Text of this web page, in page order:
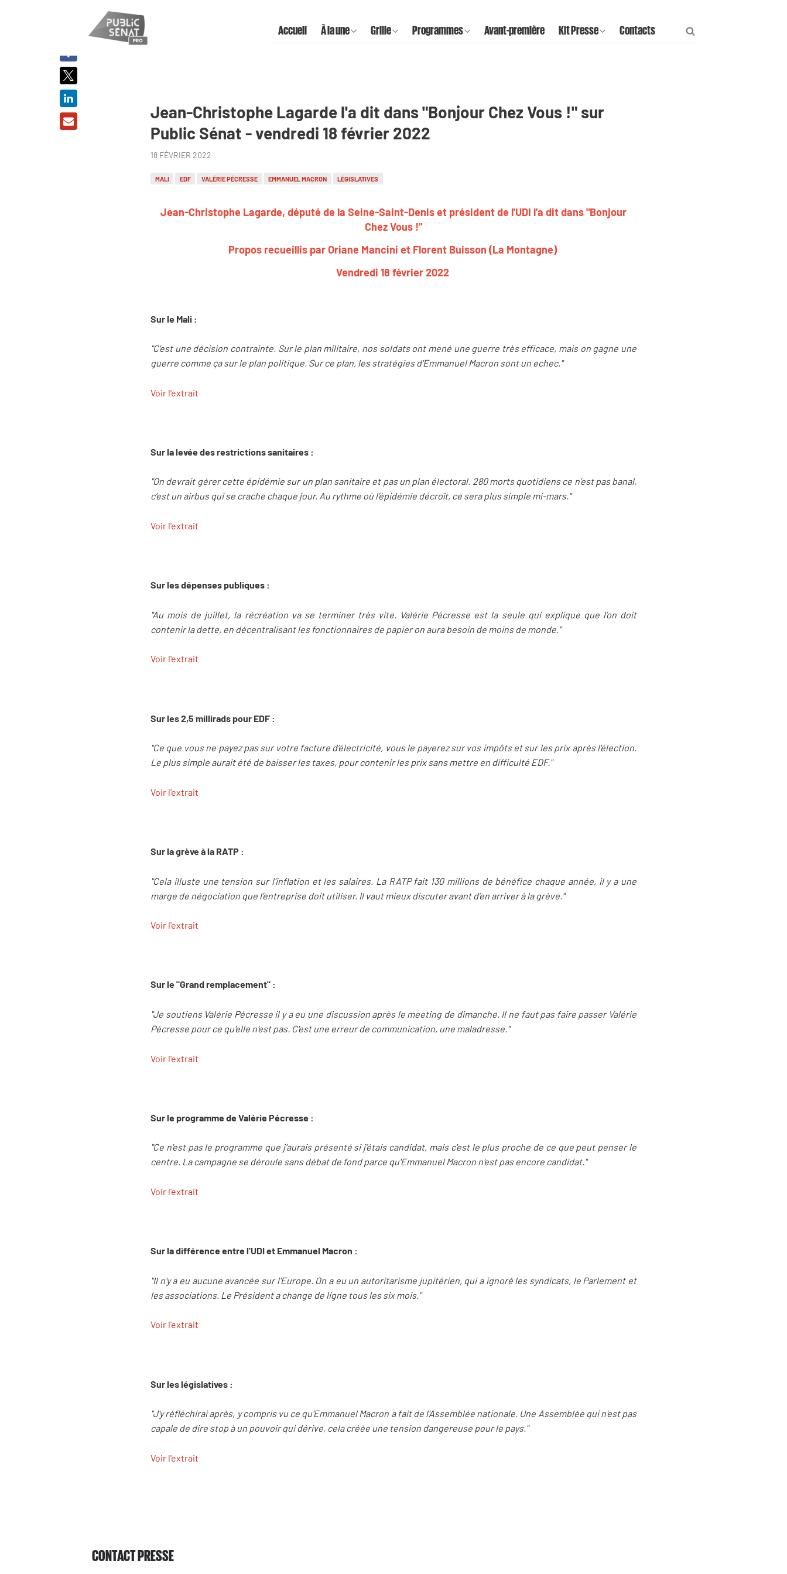
Accueil À la une Grille Programmes Avant-première Kit Presse Contacts
Jean-Christophe Lagarde l'a dit dans "Bonjour Chez Vous !" sur
Public Sénat - vendredi 18 février 2022
18 FÉVRIER 2022
MALI EDF VALÉRIE PÉCRESSE EMMANUEL MACRON LÉGISLATIVES
Jean-Christophe Lagarde, député de la Seine-Saint-Denis et président de l'UDI l'a dit dans "Bonjour
Chez Vous !"
Propos recueillis par Oriane Mancini et Florent Buisson (La Montagne)
Vendredi 18 février 2022
Sur le Mali :
"C'est une décision contrainte. Sur le plan militaire, nos soldats ont mené une guerre très efficace, mais on gagne une
guerre comme ça sur le plan politique. Sur ce plan, les stratégies d'Emmanuel Macron sont un echec."
Voir l'extrait
Sur la levée des restrictions sanitaires :
"On devrait gérer cette épidémie sur un plan sanitaire et pas un plan électoral. 280 morts quotidiens ce n’est pas banal,
c’est un airbus qui se crache chaque jour. Au rythme où l’épidémie décroît, ce sera plus simple mi-mars."
Voir l'extrait
Sur les dépenses publiques :
"Au mois de juillet, la récréation va se terminer très vite. Valérie Pécresse est la seule qui explique que l’on doit
contenir la dette, en décentralisant les fonctionnaires de papier on aura besoin de moins de monde."
Voir l'extrait
Sur les 2,5 millirads pour EDF :
"Ce que vous ne payez pas sur votre facture d’électricité, vous le payerez sur vos impôts et sur les prix après l'élection.
Le plus simple aurait été de baisser les taxes, pour contenir les prix sans mettre en difficulté EDF."
Voir l'extrait
Sur la grève à la RATP :
"Cela illuste une tension sur l'inflation et les salaires. La RATP fait 130 millions de bénéfice chaque année, il y a une
marge de négociation que l’entreprise doit utiliser. Il vaut mieux discuter avant d’en arriver à la grève."
Voir l'extrait
Sur le "Grand remplacement" :
"Je soutiens Valérie Pécresse il y a eu une discussion après le meeting de dimanche. Il ne faut pas faire passer Valérie
Pécresse pour ce qu'elle n'est pas. C'est une erreur de communication, une maladresse."
Voir l'extrait
Sur le programme de Valérie Pécresse :
"Ce n'est pas le programme que j’aurais présenté si j’étais candidat, mais c'est le plus proche de ce que peut penser le
centre. La campagne se déroule sans débat de fond parce qu'Emmanuel Macron n'est pas encore candidat."
Voir l'extrait
Sur la différence entre l'UDI et Emmanuel Macron :
"Il n'y a eu aucune avancée sur l'Europe. On a eu un autoritarisme jupitérien, qui a ignoré les syndicats, le Parlement et
les associations. Le Président a change de ligne tous les six mois."
Voir l'extrait
Sur les législatives :
"J'y réfléchirai après, y compris vu ce qu'Emmanuel Macron a fait de l'Assemblée nationale. Une Assemblée qui n'est pas
capale de dire stop à un pouvoir qui dérive, cela créée une tension dangereuse pour le pays."
Voir l'extrait
CONTACT PRESSE